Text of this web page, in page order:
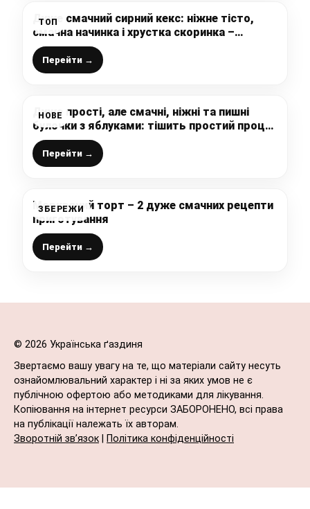
ТОП
Дуже смачний сирний кекс: ніжне тісто,
смачна начинка і хрустка скоринка –
рецепт, який вам точно сподобається
Перейти →
НОВЕ
Дуже прості, але смачні, ніжні та пишні
булочки з яблуками: тішить простий процес
приготування та завжди вдале тісто
Перейти →
ЗБЕРЕЖИ
Морквяний торт – 2 дуже смачних рецепти
приготування
Перейти →
© 2026 Українська ґаздиня
Звертаємо вашу увагу на те, що матеріали сайту несуть
ознайомлювальний характер і ні за яких умов не є
публічною офертою або методиками для лікування.
Копіювання на інтернет ресурси ЗАБОРОНЕНО, всі права
на публікації належать їх авторам.
Зворотній зв’язок
Політика конфіденційності